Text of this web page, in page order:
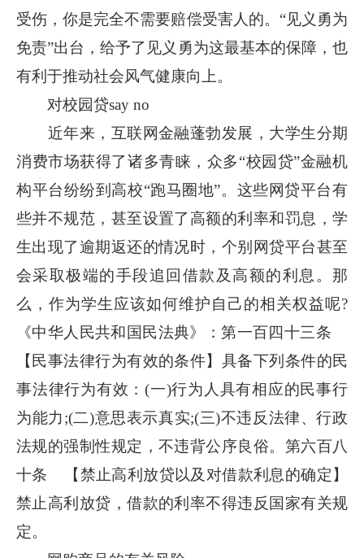
受伤，你是完全不需要赔偿受害人的。“见义勇为
免责”出台，给予了见义勇为这最基本的保障，也
有利于推动社会风气健康向上。
对校园贷say no
近年来，互联网金融蓬勃发展，大学生分期
消费市场获得了诸多青睐，众多“校园贷”金融机
构平台纷纷到高校“跑马圈地”。这些网贷平台有
些并不规范，甚至设置了高额的利率和罚息，学
生出现了逾期返还的情况时，个别网贷平台甚至
会采取极端的手段追回借款及高额的利息。那
么，作为学生应该如何维护自己的相关权益呢?
《中华人民共和国民法典》：第一百四十三条
【民事法律行为有效的条件】具备下列条件的民
事法律行为有效：(一)行为人具有相应的民事行
为能力;(二)意思表示真实;(三)不违反法律、行政
法规的强制性规定，不违背公序良俗。第六百八
十条 【禁止高利放贷以及对借款利息的确定】
禁止高利放贷，借款的利率不得违反国家有关规
定。